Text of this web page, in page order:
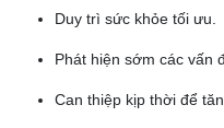
Duy trì sức khỏe tối ưu.
Phát hiện sớm các vấn
Can thiệp kịp thời để